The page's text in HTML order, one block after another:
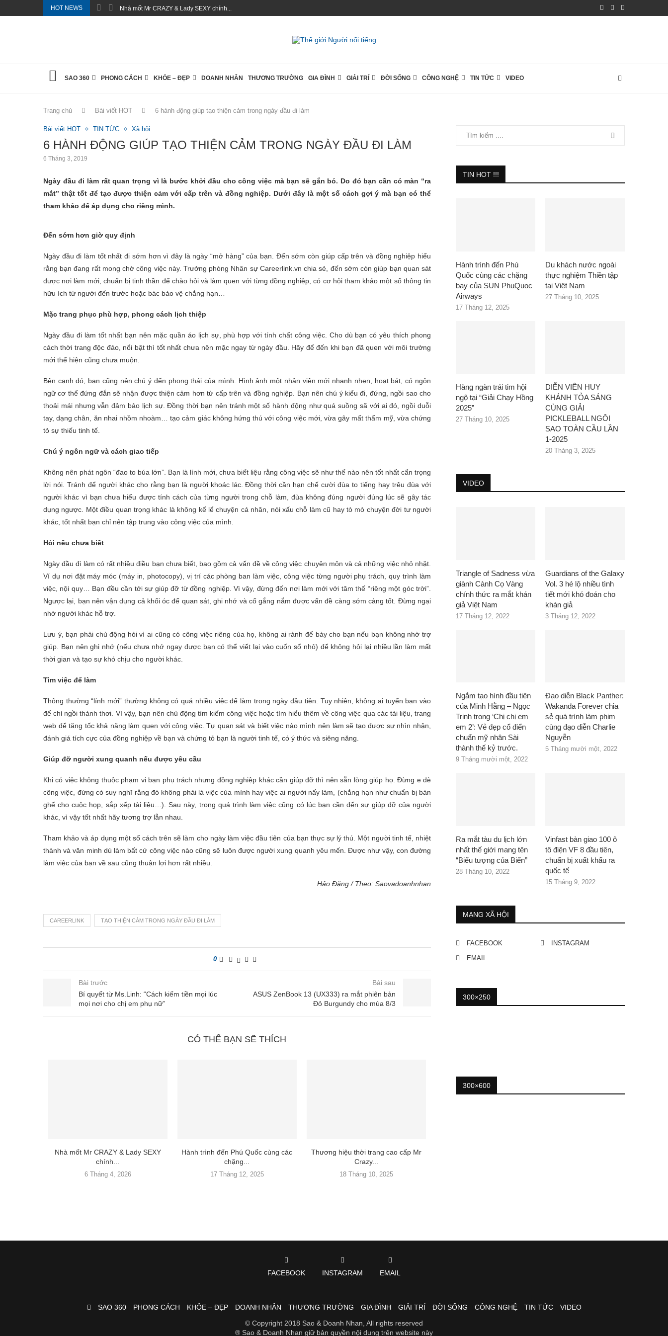
HOT NEWS Nhà mốt Mr CRAZY & Lady SEXY chính...
SAO 360 PHONG CÁCH KHỎE – ĐẸP DOANH NHÂN THƯƠNG TRƯỜNG GIA ĐÌNH GIẢI TRÍ ĐỜI SỐNG CÔNG NGHỆ TIN TỨC VIDEO
Trang chủ Bài viết HOT 6 hành động giúp tạo thiện cảm trong ngày đầu đi làm
Bài viết HOT TIN TỨC Xã hội
6 HÀNH ĐỘNG GIÚP TẠO THIỆN CẢM TRONG NGÀY ĐẦU ĐI LÀM
6 Tháng 3, 2019
Ngày đầu đi làm rất quan trọng vì là bước khởi đầu cho công việc mà bạn sẽ gắn bó. Do đó bạn cần có màn “ra
mắt” thật tốt để tạo được thiện cảm với cấp trên và đồng nghiệp. Dưới đây là một số cách gợi ý mà bạn có thể
tham khảo để áp dụng cho riêng mình.
Đến sớm hơn giờ quy định
Ngày đầu đi làm tốt nhất đi sớm hơn vì đây là ngày “mở hàng” của bạn. Đến sớm còn giúp cấp trên và đồng nghiệp hiểu
rằng bạn đang rất mong chờ công việc này. Trưởng phòng Nhân sự Careerlink.vn chia sẻ, đến sớm còn giúp bạn quan sát
được nơi làm mới, chuẩn bị tinh thần để chào hỏi và làm quen với từng đồng nghiệp, có cơ hội tham khảo một số thông tin
hữu ích từ người đến trước hoặc bác bảo vệ chẳng hạn…
Mặc trang phục phù hợp, phong cách lịch thiệp
Ngày đầu đi làm tốt nhất bạn nên mặc quần áo lịch sự, phù hợp với tính chất công việc. Cho dù bạn có yêu thích phong
cách thời trang độc đáo, nổi bật thì tốt nhất chưa nên mặc ngay từ ngày đầu. Hãy để đến khi bạn đã quen với môi trường
mới thể hiện cũng chưa muộn.
Bên cạnh đó, bạn cũng nên chú ý đến phong thái của mình. Hình ảnh một nhân viên mới nhanh nhẹn, hoạt bát, có ngôn
ngữ cơ thể đứng đắn sẽ nhận được thiện cảm hơn từ cấp trên và đồng nghiệp. Bạn nên chú ý kiểu đi, đứng, ngồi sao cho
thoải mái nhưng vẫn đảm bảo lịch sự. Đồng thời bạn nên tránh một số hành động như quá suồng sã với ai đó, ngồi duỗi
tay, dạng chân, ăn nhai nhồm nhoàm… tạo cảm giác không hứng thú với công việc mới, vừa gây mất thẩm mỹ, vừa chứng
tỏ sự thiếu tinh tế.
Chú ý ngôn ngữ và cách giao tiếp
Không nên phát ngôn “đao to búa lớn”. Bạn là lính mới, chưa biết liệu rằng công việc sẽ như thế nào nên tốt nhất cẩn trọng
lời nói. Tránh để người khác cho rằng bạn là người khoác lác. Đồng thời cần hạn chế cười đùa to tiếng hay trêu đùa với
người khác vì bạn chưa hiểu được tính cách của từng người trong chỗ làm, đùa không đúng người đúng lúc sẽ gây tác
dụng ngược. Một điều quan trọng khác là không kể lể chuyện cá nhân, nói xấu chỗ làm cũ hay tò mò chuyện đời tư người
khác, tốt nhất bạn chỉ nên tập trung vào công việc của mình.
Hỏi nếu chưa biết
Ngày đầu đi làm có rất nhiều điều bạn chưa biết, bao gồm cả vấn đề về công việc chuyên môn và cả những việc nhỏ nhặt.
Ví dụ nơi đặt máy móc (máy in, photocopy), vị trí các phòng ban làm việc, công việc từng người phụ trách, quy trình làm
việc, nội quy… Bạn đều cần tới sự giúp đỡ từ đồng nghiệp. Vì vậy, đừng đến nơi làm mới với tâm thế “riêng một góc trời”.
Ngược lại, bạn nên vận dụng cả khối óc để quan sát, ghi nhớ và cố gắng nắm được vấn đề càng sớm càng tốt. Đừng ngại
nhờ người khác hỗ trợ.
Lưu ý, bạn phải chủ động hỏi vì ai cũng có công việc riêng của họ, không ai rảnh để bày cho bạn nếu bạn không nhờ trợ
giúp. Bạn nên ghi nhớ (nếu chưa nhớ ngay được bạn có thể viết lại vào cuốn sổ nhỏ) để không hỏi lại nhiều lần làm mất
thời gian và tạo sự khó chịu cho người khác.
Tìm việc để làm
Thông thường “lính mới” thường không có quá nhiều việc để làm trong ngày đầu tiên. Tuy nhiên, không ai tuyển bạn vào
để chỉ ngồi thảnh thơi. Vì vậy, bạn nên chủ động tìm kiếm công việc hoặc tìm hiểu thêm về công việc qua các tài liệu, trang
web để tăng tốc khả năng làm quen với công việc. Tự quan sát và biết việc nào mình nên làm sẽ tạo được sự nhìn nhận,
đánh giá tích cực của đồng nghiệp về bạn và chứng tỏ bạn là người tinh tế, có ý thức và siêng năng.
Giúp đỡ người xung quanh nếu được yêu cầu
Khi có việc không thuộc phạm vi bạn phụ trách nhưng đồng nghiệp khác cần giúp đỡ thì nên sẵn lòng giúp họ. Đừng e dè
công việc, đừng có suy nghĩ rằng đó không phải là việc của mình hay việc ai người nấy làm, (chẳng hạn như chuẩn bị bàn
ghế cho cuộc họp, sắp xếp tài liệu…). Sau này, trong quá trình làm việc cũng có lúc bạn cần đến sự giúp đỡ của người
khác, vì vậy tốt nhất hãy tương trợ lẫn nhau.
Tham khảo và áp dụng một số cách trên sẽ làm cho ngày làm việc đầu tiên của bạn thực sự lý thú. Một người tinh tế, nhiệt
thành và văn minh dù làm bất cứ công việc nào cũng sẽ luôn được người xung quanh yêu mến. Được như vậy, con đường
làm việc của bạn về sau cũng thuận lợi hơn rất nhiều.
Hảo Đặng / Theo: Saovadoanhnhan
CAREERLINK TẠO THIỆN CẢM TRONG NGÀY ĐẦU ĐI LÀM
0
Bài trước
Bí quyết từ Ms.Linh: “Cách kiếm tiền mọi lúc
mọi nơi cho chị em phụ nữ”
Bài sau
ASUS ZenBook 13 (UX333) ra mắt phiên bản
Đỏ Burgundy cho mùa 8/3
CÓ THỂ BẠN SẼ THÍCH
Nhà mốt Mr CRAZY & Lady SEXY
chính...
6 Tháng 4, 2026
Hành trình đến Phú Quốc cùng các
chặng...
17 Tháng 12, 2025
Thương hiệu thời trang cao cấp Mr
Crazy...
18 Tháng 10, 2025
TIN HOT !!!
Hành trình đến Phú
Quốc cùng các chặng
bay của SUN PhuQuoc
Airways
17 Tháng 12, 2025
Du khách nước ngoài
thực nghiệm Thiền tập
tại Việt Nam
27 Tháng 10, 2025
Hàng ngàn trái tim hội
ngộ tại “Giải Chạy Hồng
2025”
27 Tháng 10, 2025
DIỄN VIÊN HUY
KHÁNH TỎA SÁNG
CÙNG GIẢI
PICKLEBALL NGÔI
SAO TOÀN CẦU LẦN
1-2025
20 Tháng 3, 2025
VIDEO
Triangle of Sadness vừa
giành Cành Cọ Vàng
chính thức ra mắt khán
giả Việt Nam
17 Tháng 12, 2022
Guardians of the Galaxy
Vol. 3 hé lộ nhiều tình
tiết mới khó đoán cho
khán giả
3 Tháng 12, 2022
Ngắm tạo hình đầu tiên
của Minh Hằng – Ngọc
Trinh trong ‘Chị chị em
em 2’: Vẻ đẹp cổ điển
chuẩn mỹ nhân Sài
thành thế kỷ trước.
9 Tháng mười một, 2022
Đạo diễn Black Panther:
Wakanda Forever chia
sẻ quá trình làm phim
cùng đạo diễn Charlie
Nguyễn
5 Tháng mười một, 2022
Ra mắt tàu du lịch lớn
nhất thế giới mang tên
“Biểu tượng của Biển”
28 Tháng 10, 2022
Vinfast bàn giao 100 ô
tô điện VF 8 đầu tiên,
chuẩn bị xuất khẩu ra
quốc tế
15 Tháng 9, 2022
MẠNG XÃ HỘI
FACEBOOK
INSTAGRAM
EMAIL
300×250
300×600
FACEBOOK INSTAGRAM EMAIL
SAO 360 PHONG CÁCH KHỎE – ĐẸP DOANH NHÂN THƯƠNG TRƯỜNG GIA ĐÌNH GIẢI TRÍ ĐỜI SỐNG CÔNG NGHỆ TIN TỨC
VIDEO
© Copyright 2018 Sao & Doanh Nhan, All rights reserved
® Sao & Doanh Nhan giữ bản quyền nội dung trên website này